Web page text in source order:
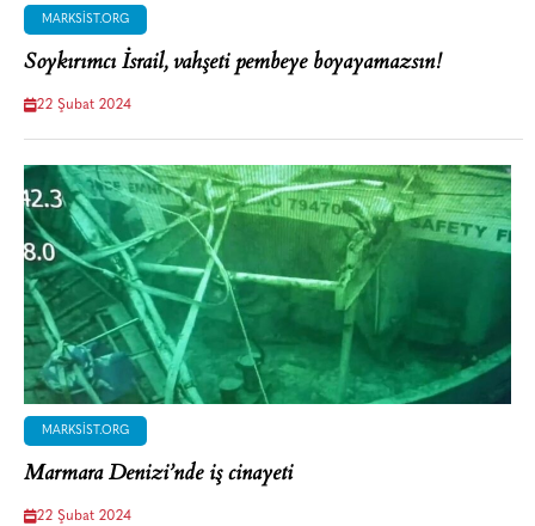
MARKSIST.ORG
Soykırımcı İsrail, vahşeti pembeye boyayamazsın!
22 Şubat 2024
MARKSIST.ORG
Marmara Denizi’nde iş cinayeti
22 Şubat 2024